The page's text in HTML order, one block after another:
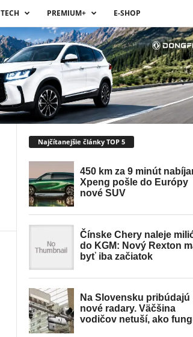
TECH PREMIUM+ E-SHOP
Najčítanejšie články TOP 5